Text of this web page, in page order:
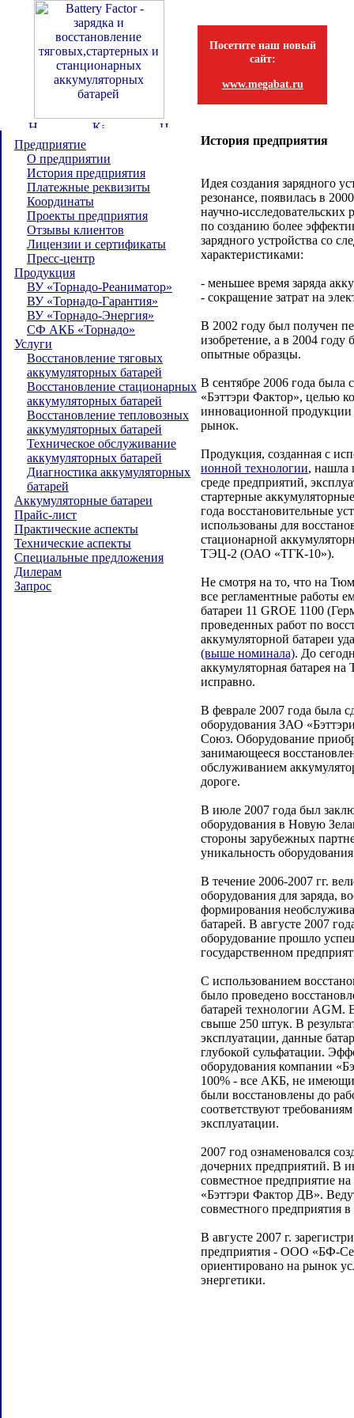
Посетите наш новый
сайт:
www.megabat.ru
Предприятие
О предприятии
История предприятия
Платежные реквизиты
Координаты
Проекты предприятия
Отзывы клиентов
Лицензии и сертификаты
Пресс-центр
Продукция
ВУ «Торнадо-Реаниматор»
ВУ «Торнадо-Гарантия»
ВУ «Торнадо-Энергия»
СФ АКБ «Торнадо»
Услуги
Восстановление тяговых
аккумуляторных батарей
Восстановление стационарных
аккумуляторных батарей
Восстановление тепловозных
аккумуляторных батарей
Техническое обслуживание
аккумуляторных батарей
Диагностика аккумуляторных
батарей
Аккумуляторные батареи
Прайс-лист
Практические аспекты
Технические аспекты
Специальные предложения
Дилерам
Запрос
История предприятия
Идея создания зарядного
резонансе, появилась в
научно-исследовательских
по созданию более
зарядного устройства со
характеристиками:
- меньшее время заряда
- сокращение затрат на
В 2002 году был получен
изобретение, а в 2004
опытные образцы.
В сентябре 2006 года была
«Бэттэри Фактор», целью
инновационной
рынок.
Продукция, созданная с
ионной технологии, нашла
среде предприятий,
стартерные
года восстановительные
использованы для
стационарной
ТЭЦ-2 (ОАО «ТГК-10»).
Не смотря на то, что на
все регламентные работы
батареи 11 GROE 1100
проведенных работ по
аккумуляторной батареи
(выше номинала). До
аккумуляторная батарея
исправно.
В феврале 2007 года была
оборудования ЗАО
Союз. Оборудование
занимающееся
обслуживанием
дороге.
В июле 2007 года был
оборудования в Новую
стороны зарубежных
уникальность
В течение 2006-2007 гг.
оборудования для заряда,
формирования
батарей. В августе 2007
оборудование прошло
государственном
С использованием
было проведено
батарей технологии AGM.
свыше 250 штук. В
эксплуатации, данные
глубокой сульфатации.
оборудования компании
100% - все АКБ, не
были восстановлены до
соответствуют
эксплуатации.
2007 год ознаменовался
дочерних предприятий. В
совместное предприятие
«Бэттэри Фактор ДВ».
совместного предприятия
В августе 2007 г.
предприятия - ООО «БФ-
ориентировано на рынок
энергетики.